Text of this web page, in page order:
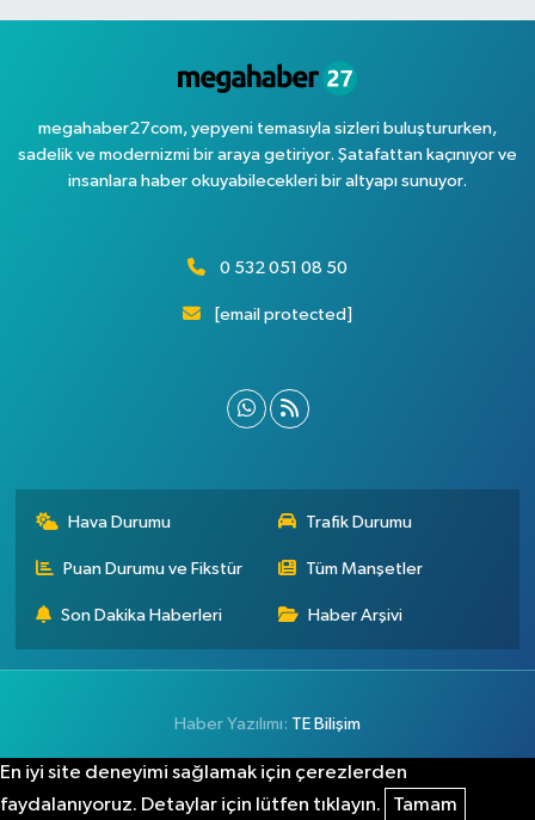
megahaber27com, yepyeni temasıyla sizleri buluştururken,
sadelik ve modernizmi bir araya getiriyor. Şatafattan kaçınıyor ve
insanlara haber okuyabilecekleri bir altyapı sunuyor.
0 532 051 08 50
[email protected]
Hava Durumu Trafik Durumu
Puan Durumu ve Fikstür Tüm Manşetler
Son Dakika Haberleri Haber Arşivi
Haber Yazılımı: TE Bilişim
En iyi site deneyimi sağlamak için çerezlerden
faydalanıyoruz. Detaylar için lütfen tıklayın.
Tamam